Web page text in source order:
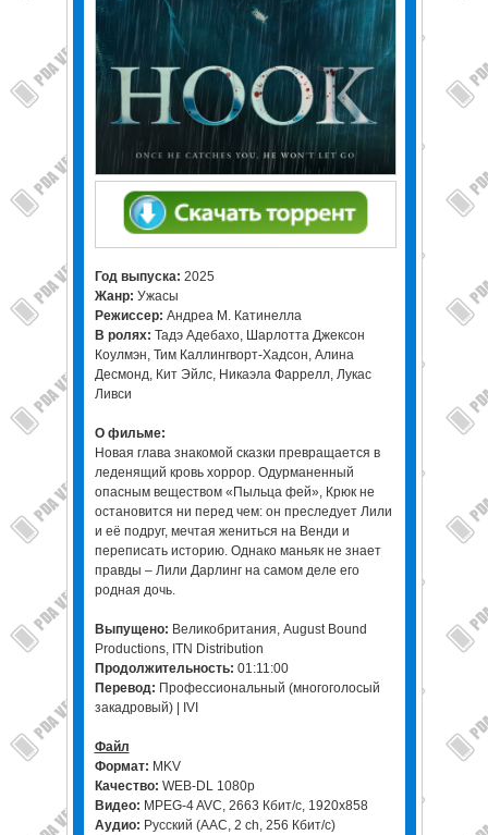
Год выпуска: 2025
Жанр: Ужасы
Режиссер: Андреа М. Катинелла
В ролях: Тадэ Адебахо, Шарлотта Джексон
Коулмэн, Тим Каллингворт-Хадсон, Алина
Десмонд, Кит Эйлс, Никаэла Фаррелл, Лукас
Ливси
О фильме:
Новая глава знакомой сказки превращается в
леденящий кровь хоррор. Одурманенный
опасным веществом «Пыльца фей», Крюк не
остановится ни перед чем: он преследует Лили
и её подруг, мечтая жениться на Венди и
переписать историю. Однако маньяк не знает
правды – Лили Дарлинг на самом деле его
родная дочь.
Выпущено: Великобритания, August Bound
Productions, ITN Distribution
Продолжительность: 01:11:00
Перевод: Профессиональный (многоголосый
закадровый) | IVI
Файл
Формат: MKV
Качество: WEB-DL 1080p
Видео: MPEG-4 AVC, 2663 Кбит/с, 1920x858
Аудио: Русский (AAC, 2 ch, 256 Кбит/с)